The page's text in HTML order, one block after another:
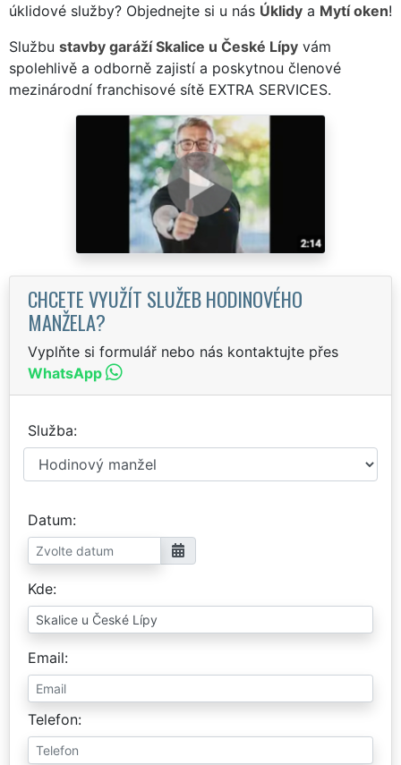
úklidové služby? Objednejte si u nás Úklidy a Mytí oken!
Službu stavby garáží Skalice u České Lípy vám
spolehlivě a odborně zajistí a poskytnou členové
mezinárodní franchisové sítě EXTRA SERVICES.
CHCETE VYUŽÍT SLUŽEB HODINOVÉHO
MANŽELA?
Vyplňte si formulář nebo nás kontaktujte přes
WhatsApp
Služba
Datum
Kde
Email
Telefon